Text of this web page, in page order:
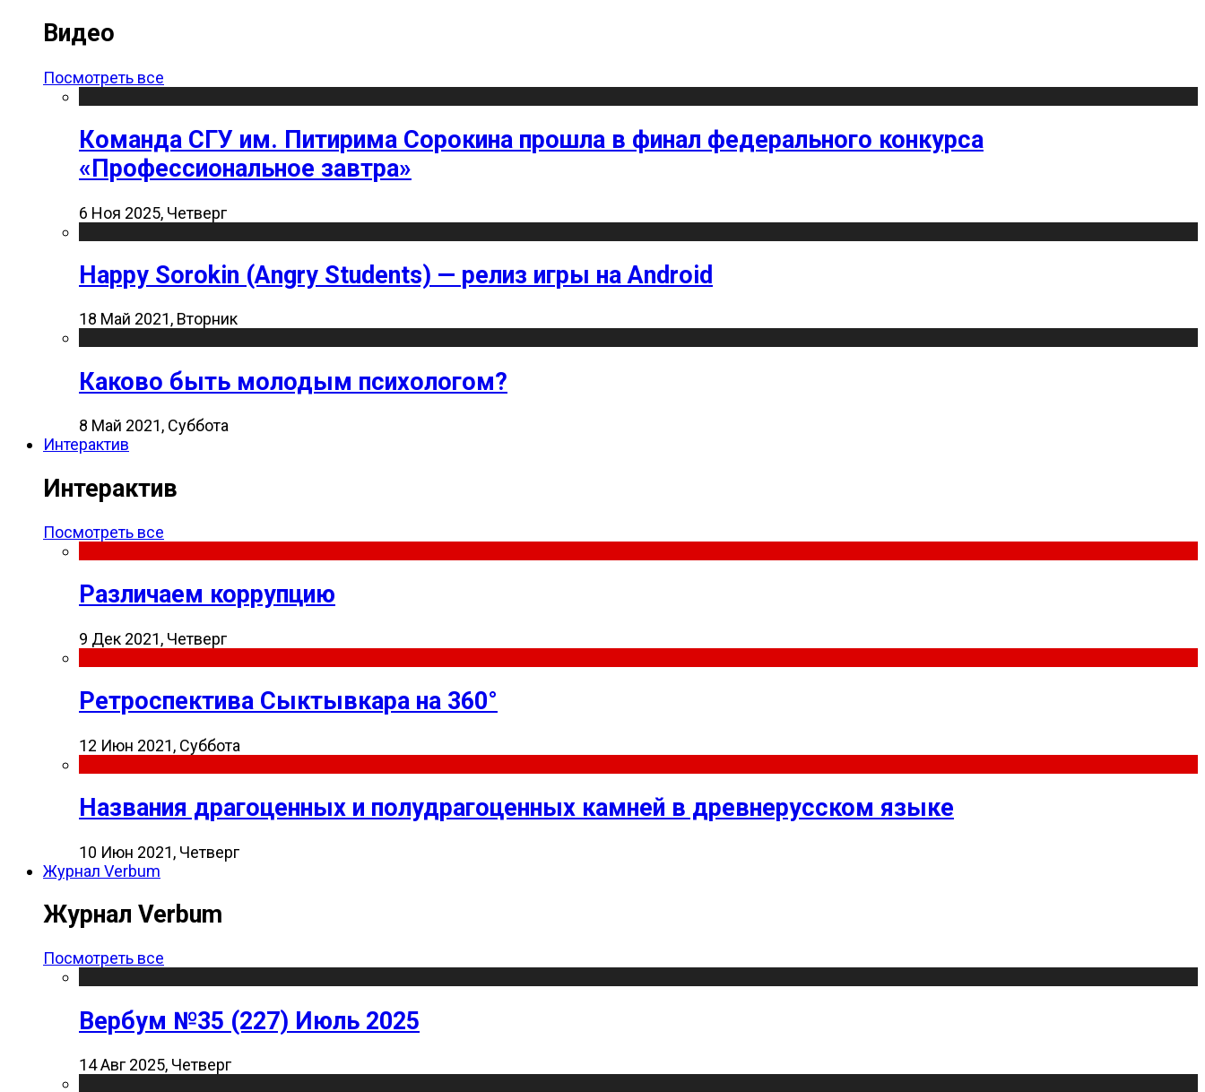
Видео
Посмотреть все
Команда СГУ им. Питирима Сорокина прошла в финал федерального конкурса
«Профессиональное завтра»
6 Ноя 2025, Четверг
Happy Sorokin (Angry Students) — релиз игры на Android
18 Май 2021, Вторник
Каково быть молодым психологом?
8 Май 2021, Суббота
Интерактив
Интерактив
Посмотреть все
Различаем коррупцию
9 Дек 2021, Четверг
Ретроспектива Сыктывкара на 360°
12 Июн 2021, Суббота
Названия драгоценных и полудрагоценных камней в древнерусском языке
10 Июн 2021, Четверг
Журнал Verbum
Журнал Verbum
Посмотреть все
Вербум №35 (227) Июль 2025
14 Авг 2025, Четверг